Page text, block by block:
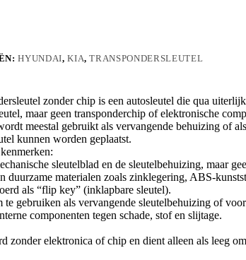
HYUNDAI,KIA,TRANSPONDERSLEUTEL
zonder chip is een autosleutel die qua
maar geen transponderchip of elektronische
meestal gebruikt als vervangende behuizing of
kunnen worden geplaatst.
sleutelblad en de sleutelbehuizing, maar
duurzame materialen zoals zinklegering, ABS-
als “flip key” (inklapbare sleutel).
te gebruiken als vervangende sleutelbehuizing of
componenten tegen schade, stof en slijtage.
zonder elektronica of chip en dient alleen als leeg